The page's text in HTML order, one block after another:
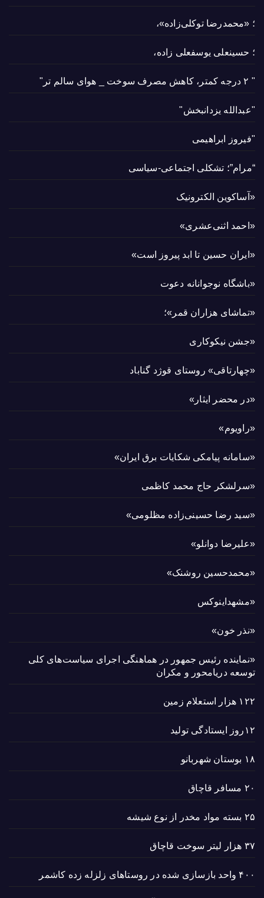
؛ «محمدرضا توکلی‌زاده»،
؛ حسینعلی یوسفعلی زاده،
" ۲ درجه کمتر، کاهش مصرف سوخت _ هوای سالم تر"
"عبدالله یزدانبخش"
"فیروز ابراهیمی
“مرام”؛ تشکلی اجتماعی-سیاسی
«آساکوین الکترونیک
«احمد اثنی‌عشری»
«ایران حسین تا ابد پیروز است»
«باشگاه نوجوانانه دعوت
«تماشای هزاران قمر»؛
«جشن نیکوکاری
«چهارتاقی» روستای قوژد گناباد
«در محضر ایثار»
«راویوم»
«سامانه پیامکی شکایات برق ایران»
«سرلشکر حاج محمد کاظمی
«سید رضا حسینی‌زاده مظلومی»
«علیرضا دوانلو»
«محمدحسین روشنک»
«مشهداینوکس
«نذر خون»
«نماینده رئیس جمهور در هماهنگی اجرای سیاست‌های کلی
توسعه دریامحور و مکران
۱۲۲ هزار استعلام زمین
۱۲روز ایستادگی تولید
۱۸ بوستان شهربانو
۲۰ مسافر قاچاق
۲۵ بسته مواد مخدر از نوع شیشه
۳۷ هزار لیتر سوخت قاچاق
۴۰۰ واحد بازسازی شده در روستاهای زلزله زده کاشمر